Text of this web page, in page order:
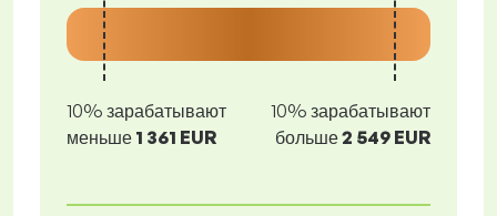
10% зарабатывают
меньше 1 361 EUR
10% зарабатывают
больше2 549 EUR